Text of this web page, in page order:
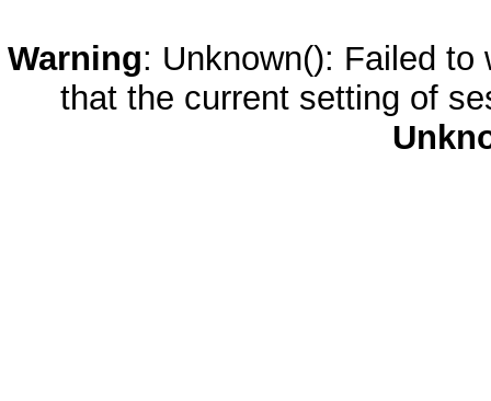
Warning: Unknown(): Failed
that the current setting of